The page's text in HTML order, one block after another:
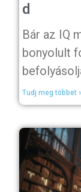
d
Bár az IQ
bonyolult
Tudj meg többet